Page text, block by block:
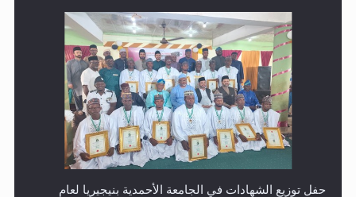
حفل توزيع الشهادات في الجامعة الأحمدية بنيجيريا لعام